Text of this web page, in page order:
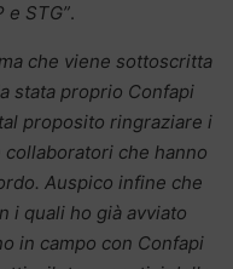
e STG”.
che viene sottoscritta
stata proprio Confapi
proposito ringraziare i
che hanno
Auspico infine che
i quali ho già avviato
in campo con Confapi